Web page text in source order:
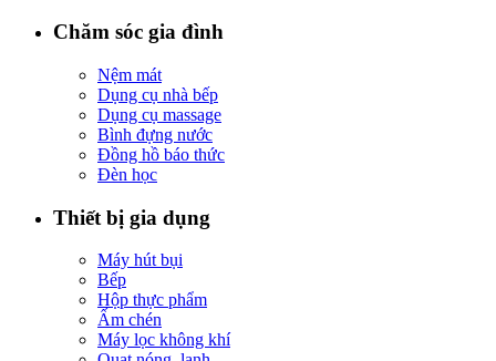
Chăm sóc gia đình
Nệm mát
Dụng cụ nhà bếp
Dụng cụ massage
Bình đựng nước
Đồng hồ báo thức
Đèn học
Thiết bị gia dụng
Máy hút bụi
Bếp
Hộp thực phẩm
Ấm chén
Máy lọc không khí